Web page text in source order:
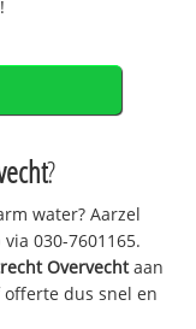
?
water? Aarzel
030-7601165.
Overvechtaan
dus snel en